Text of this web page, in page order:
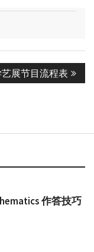
展节目流程表
作答技巧